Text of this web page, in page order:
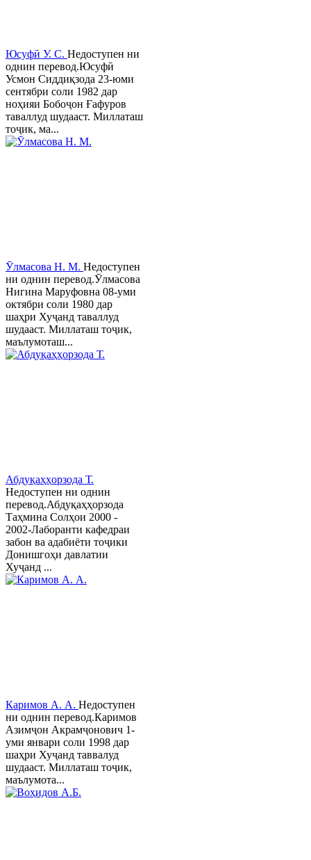
Юсуфӣ У. C. Недоступен ни
однин перевод.Юсуфӣ
Усмон Сиддиқзода 23-юми
сентябри соли 1982 дар
ноҳияи Бобоҷон Ғафуров
таваллуд шудааст. Миллаташ
тоҷик, ма...
Ӯлмасова Н. М. Недоступен
ни однин перевод.Ӯлмасова
Нигина Маруфовна 08-уми
октябри соли 1980 дар
шаҳри Хуҷанд таваллуд
шудааст. Миллаташ тоҷик,
маълумоташ...
Абдуқаҳҳорзода Т.
Недоступен ни однин
перевод.Абдуқаҳҳорзода
Таҳмина Солҳои 2000 -
2002-Лаборанти кафедраи
забон ва адабиёти тоҷики
Донишгоҳи давлатии
Хуҷанд ...
Каримов А. А. Недоступен
ни однин перевод.Каримов
Азимҷон Акрамҷонович 1-
уми январи соли 1998 дар
шаҳри Хуҷанд таввалуд
шудааст. Миллаташ тоҷик,
маълумота...